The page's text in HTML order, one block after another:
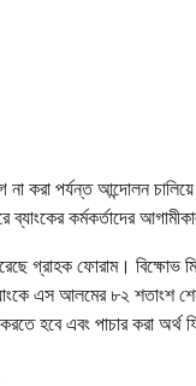
করা পর্যন্ত আন্দোলন
কর্মকর্তাদের
গ্রাহক ফোরাম। বিক্ষোভ
এস আলমের ৮২ শতাংশ
হবে এবং পাচার করা অর্থ